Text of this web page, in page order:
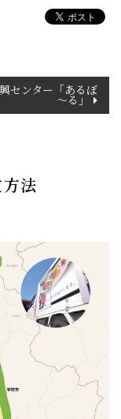
センター「あるぼ
～る」
法